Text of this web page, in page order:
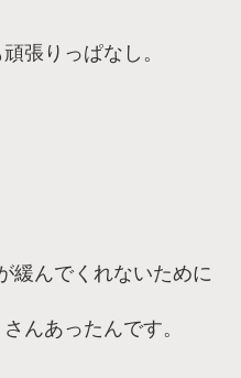
張りっぱなし。
緩んでくれないために
んあったんです。